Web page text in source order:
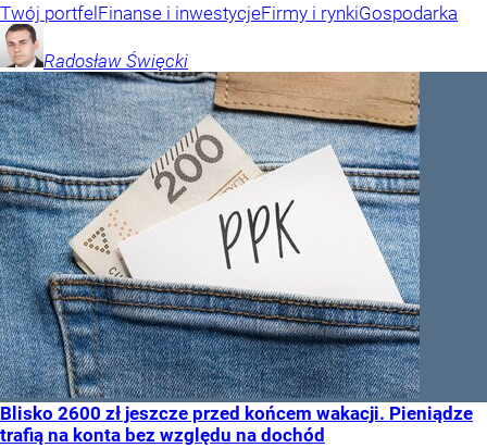
Twój portfel Finanse i inwestycjeFirmy i rynkiGospodarka
Radosław Święcki
Blisko 2600 zł jeszcze przed końcem wakacji. Pieniądze
trafią na konta bez względu na dochód